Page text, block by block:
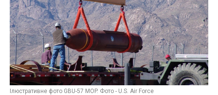
Ілюстративне фото GBU-57 MOP. Фото - U.S. Air Force